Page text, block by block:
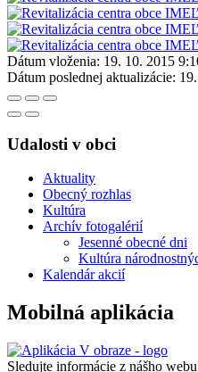
Dátum vloženia: 19. 10. 2015
Dátum poslednej aktualizácie:
Udalosti v obci
Aktuality
Obecný rozhlas
Kultúra
Archív fotogalérií
Jesenné obecné dni
Kultúra
Kalendár akcií
Mobilná aplikácia
Sledujte informácie z nášho